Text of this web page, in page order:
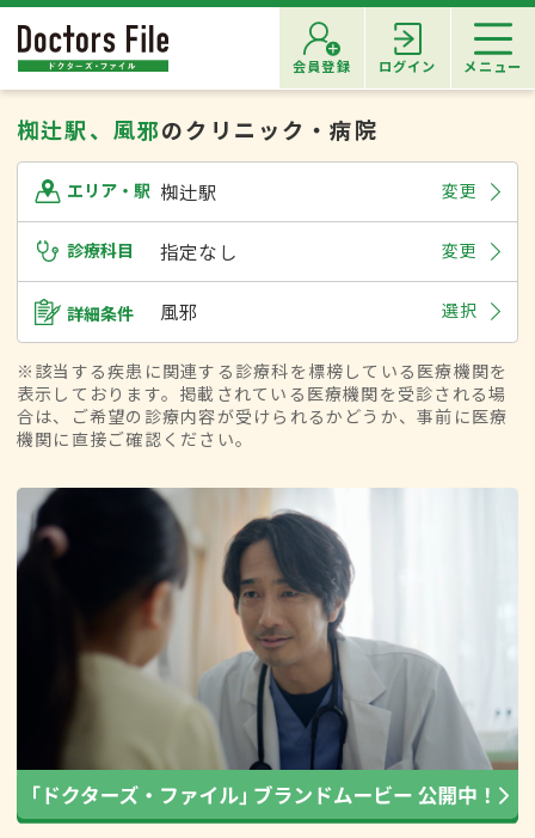
会員登録 ログイン メニュー
椥辻駅、風邪のクリニック・病院
エリア・駅 椥辻駅 変更
診療科目 指定なし 変更
詳細条件 風邪 選択
※該当する疾患に関連する診療科を標榜している医療機関を
表示しております。掲載されている医療機関を受診される場
合は、ご希望の診療内容が受けられるかどうか、事前に医療
機関に直接ご確認ください。